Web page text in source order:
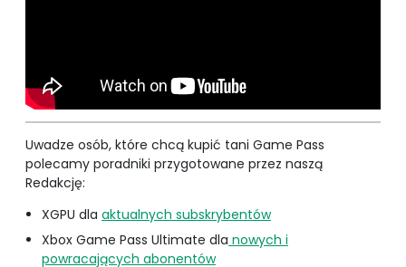
Uwadze osób, które chcą kupić tani Game Pass
polecamy poradniki przygotowane przez naszą
Redakcję:
XGPU dla aktualnych subskrybentów
Xbox Game Pass Ultimate dla nowych i
powracających abonentów